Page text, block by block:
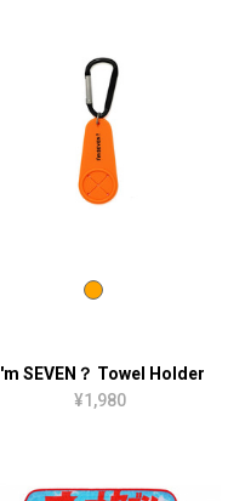
I'm SEVEN？ Towel Holder
¥1,980